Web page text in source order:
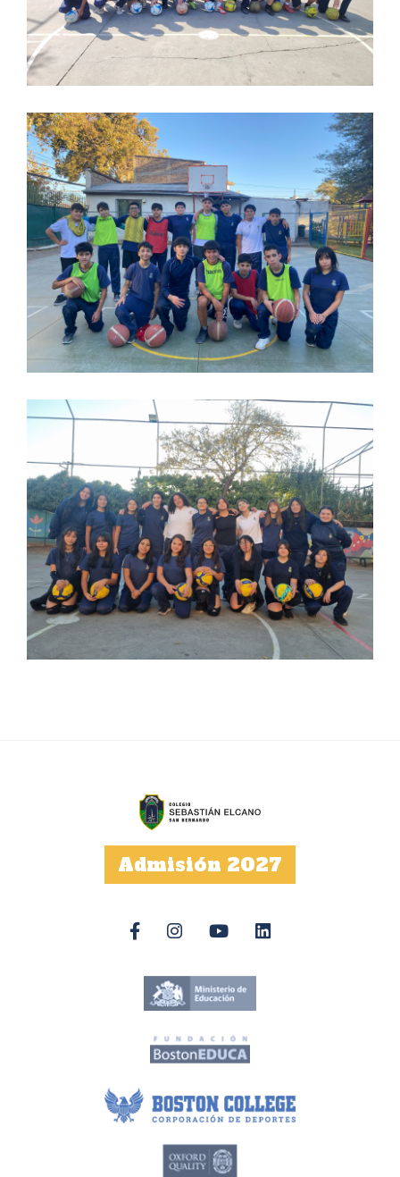
Admisión 2027